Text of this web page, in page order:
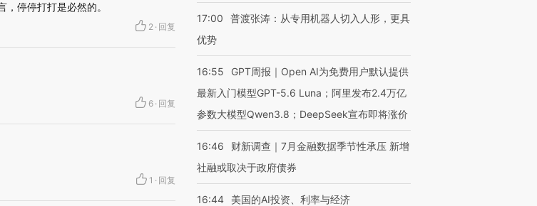
停停打打是必然的。
2 · 回复
6 · 回复
1 · 回复
17:00
普渡张涛：从专用机器人切入人形，更具
优势
16:55
GPT周报｜Open AI为免费用户默认提供
最新入门模型GPT-5.6 Luna；阿里发布2.4万亿
参数大模型Qwen3.8；DeepSeek宣布即将涨价
16:46
财新调查｜7月金融数据季节性承压 新增
社融或取决于政府债券
16:44 美国的AI投资、利率与经济